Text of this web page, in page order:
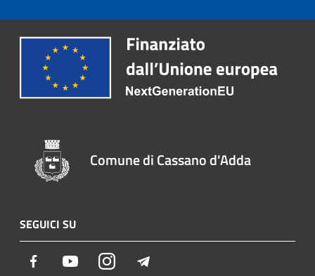
Comune di Cassano d'Adda
SEGUICI SU
Facebook YoutubeInstagram